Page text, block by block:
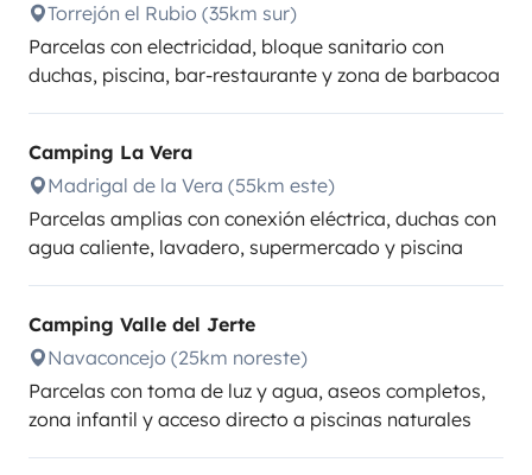
Torrejón el Rubio (35km sur)
Parcelas con electricidad, bloque sanitario con
duchas, piscina, bar-restaurante y zona de barbacoa
Camping La Vera
Madrigal de la Vera (55km este)
Parcelas amplias con conexión eléctrica, duchas con
agua caliente, lavadero, supermercado y piscina
Camping Valle del Jerte
Navaconcejo (25km noreste)
Parcelas con toma de luz y agua, aseos completos,
zona infantil y acceso directo a piscinas naturales